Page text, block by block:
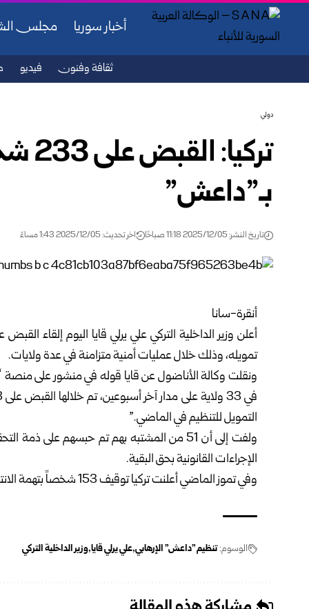
أخبار سوريا مجلس
ثقافة وفنون فيديو
دولي
بـ”داعش”
تاريخ النشر: 2025/12/05 11:18 صباحًا اخر تحديث: 2025/12/05 1:43 مساءً
أنقرة-سانا
تمويله، وذلك خلال عمليات أمنية متزامنة في عدة ولايات.
ونقلت وكالة الأناضول عن قايا قوله في منشور على
التمويل للتنظيم في الماضي.”
الإجراءات القانونية بحق البقية.
وفي تموز الماضي أعلنت تركيا توقيف 153 شخصاً بتهمة الانتماء إلى التنظيم الإرهابي.
الوسوم:تنظيم "داعش" الإرهابي علي يرلي قايا وزير الداخلية التركي